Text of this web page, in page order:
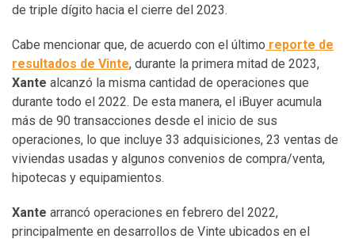
de triple dígito hacia el cierre del 2023.
Cabe mencionar que, de acuerdo con el último reporte de
resultados de Vinte, durante la primera mitad de 2023,
Xante alcanzó la misma cantidad de operaciones que
durante todo el 2022. De esta manera, el iBuyer acumula
más de 90 transacciones desde el inicio de sus
operaciones, lo que incluye 33 adquisiciones, 23 ventas de
viviendas usadas y algunos convenios de compra/venta,
hipotecas y equipamientos.
Xante arrancó operaciones en febrero del 2022,
principalmente en desarrollos de Vinte ubicados en el